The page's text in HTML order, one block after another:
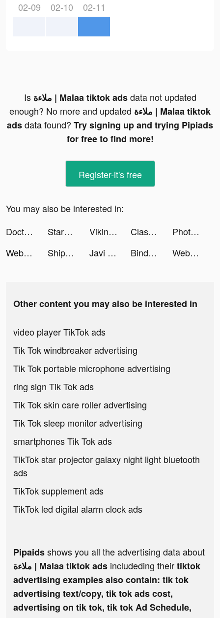
02-09 02-10 02-11
Is ملاءة | Malaa tiktok adsdata not updated
enough? No more and updated ملاءة | Malaa tiktok
adsdata found? Try signing up and trying Pipiads
for free to find more!
Register-it's free
You may also be interested in:
Doctor Care! tiktok ads
StarMaker-Sing Karaoke Songs tiktok ads Vikingard tiktok ads Clash of Clans tiktok ads
Photomath tiktok ads
Web Master: Stickman Superhero tiktok ads
Ship Ramp Jumping tiktok ads Javi Morales tiktok ads Bindy Street: Guides to London tiktok ads Web Master: Stickman Superhero tiktok ads
Other content you may also be interested in
video player TikTok ads
Tik Tok windbreaker advertising
Tik Tok portable microphone advertising
ring sign Tik Tok ads
Tik Tok skin care roller advertising
Tik Tok sleep monitor advertising
smartphones Tik Tok ads
TikTok star projector galaxy night light bluetooth
ads
TikTok supplement ads
TikTok led digital alarm clock ads
Pipaidsshows you all the advertising data about
ملاءة | Malaa tiktok ads includeding theirtiktok
advertising examples also contain: tik tok
advertising text/copy, tik tok ads cost,
advertising on tik tok, tik tok Ad Schedule,